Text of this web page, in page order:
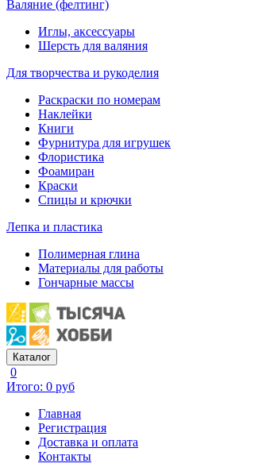
Валяние (фелтинг)
Иглы, аксессуары
Шерсть для валяния
Для творчества и рукоделия
Раскраски по номерам
Наклейки
Книги
Фурнитура для игрушек
Флористика
Фоамиран
Краски
Спицы и крючки
Лепка и пластика
Полимерная глина
Материалы для работы
Гончарные массы
Каталог
0
Итого: 0 руб
Главная
Регистрация
Доставка и оплата
Контакты